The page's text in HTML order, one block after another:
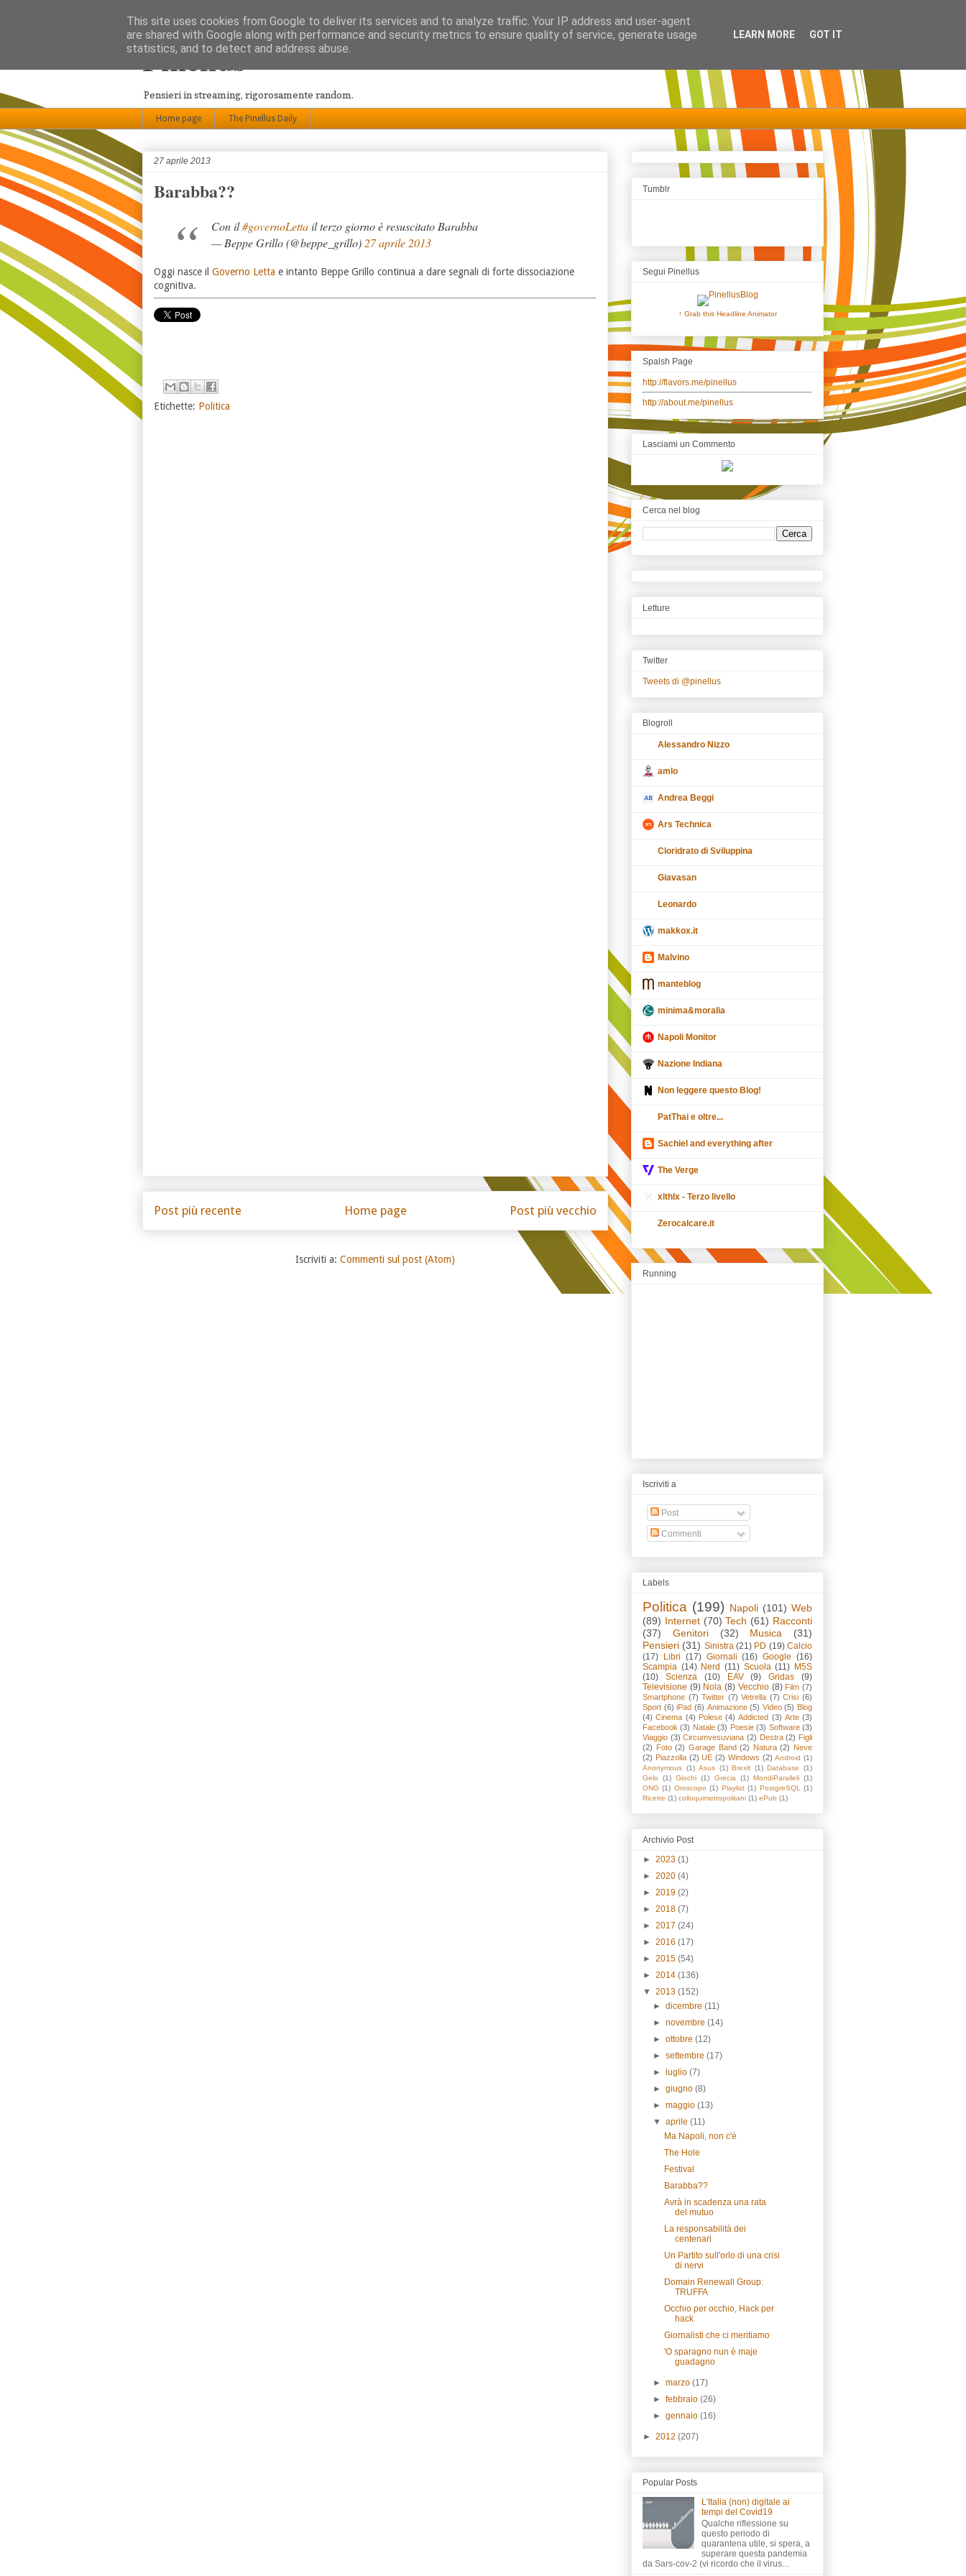
Pinellus
Pensieri in streaming, rigorosamente random.
Home page The Pinellus Daily
27 aprile 2013
Barabba??
Con il#governoLetta il terzo giorno è resuscitato Barabba
— Beppe Grillo (@beppe_grillo)27 aprile 2013
Oggi nasce il Governo Letta e intanto Beppe Grillo continua a dare segnali di forte dissociazione
cognitiva.
Etichette: Politica
Post più recente Post più vecchio
Home page
Iscriviti a: Commenti sul post (Atom)
Tumblr
Segui Pinellus
↑ Grab this Headline Animator
Spalsh Page
http://flavors.me/pinellus
http://about.me/pinellus
Lasciami un Commento
Cerca nel blog
Letture
Twitter
Tweets di @pinellus
Blogroll
Alessandro Nizzo
amlo
Andrea Beggi
Ars Technica
Cloridrato di Sviluppina
Giavasan
Leonardo
makkox.it
Malvino
manteblog
minima&moralia
Napoli Monitor
Nazione Indiana
Non leggere questo Blog!
PatThai e oltre...
Sachiel and everything after
The Verge
xlthlx - Terzo livello
Zerocalcare.it
Running
Iscriviti a
Post
Commenti
Labels
Politica (199) Napoli (101) Web
(89) Internet (70) Tech (61) Racconti
(37)
Genitori (32) Musica
(31)
Pensieri (31) Sinistra (21) PD (19) Calcio
(17)
Libri (17) Giornali (16) Google (16)
Scampia (14) Nerd (11) Scuola (11) M5S
(10)
Scienza (10) EAV (9) Gridas
(9)
Televisione (9) Nola (8) Vecchio (8) Film (7)
Smartphone (7) Twitter (7) Vetrella (7) Crisi (6)
Sport (6) iPad (6) Animazione (5) Video (5) Blog
(4) Cinema (4) Polese (4) Addicted (3) Arte (3)
Facebook (3) Natale (3) Poesie (3) Software (3)
Viaggio (3) Circumvesuviana (2) Destra (2) Figli
(2)
Foto (2) Garage Band (2) Natura (2) Neve
(2) Piazzolla (2) UE (2) Windows (2) Android (1)
Anonymous (1) Asus (1) Brexit (1) Database
(1)
Gelo
(1) Giochi (1) Grecia (1) MondiParalleli (1)
ONG (1) Oroscopo (1) Playlist (1) PostgreSQL (1)
Ricette (1) colloquimetropolitani (1) ePub (1)
Archivio Post
► 2023 (1)
► 2020 (4)
► 2019 (2)
► 2018 (7)
► 2017 (24)
► 2016 (17)
► 2015 (54)
► 2014 (136)
▼ 2013 (152)
►dicembre(11)
►novembre(14)
►ottobre(12)
►settembre(17)
►luglio(7)
►giugno(8)
►maggio(13)
▼aprile(11)
Ma Napoli, non c'è
The Hole
Festival
Barabba??
Avrà in scadenza una rata
del mutuo
La responsabilità dei
centenari
Un Partito sull'orlo di una crisi
di nervi
Domain Renewall Group:
TRUFFA
Occhio per occhio, Hack per
hack
Giornalisti che ci meritiamo
'O sparagno nun è maje
guadagno
►marzo(17)
►febbraio(26)
►gennaio(16)
► 2012 (207)
Popular Posts
L'Italia (non) digitale ai
tempi del Covid19
Qualche riflessione su
questo periodo di
quarantena utile, si spera, a
superare questa pandemia
da Sars-cov-2 (vi ricordo che il virus...
This site uses cookies from Google to deliver its services and to analyze traffic. Your IP address and user-agent
are shared with Google along with performance and security metrics to ensure quality of service, generate usage
statistics, and to detect and address abuse.
LEARN MORE GOT IT